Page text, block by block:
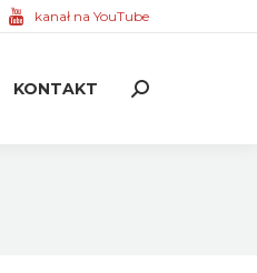
kanał na YouTube
KONTAKT Search: